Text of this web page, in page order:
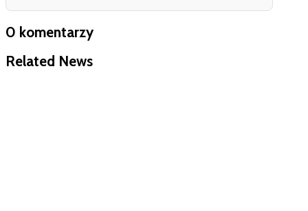
0 komentarzy
Related News